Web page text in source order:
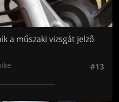
a műszaki vizsgát jelző
#13